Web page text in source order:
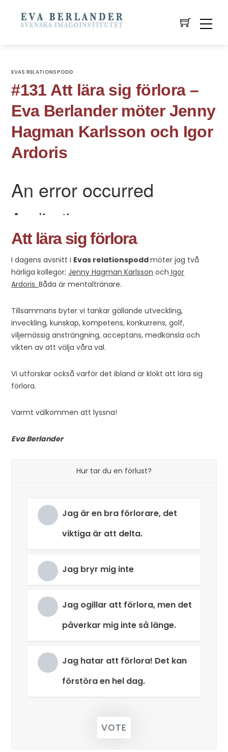
EVAS RELATIONSPODD
#131 Att lära sig förlora –
Eva Berlander möter Jenny
Hagman Karlsson och Igor
Ardoris
Att lära sig förlora
I dagens avsnitt i Evas relationspoddmöter jag två
härliga kollegor;Jenny Hagman Karlsson och Igor
Ardoris.Båda är mentaltränare.
Tillsammans byter vi tankar gällande utveckling,
inveckling, kunskap, kompetens, konkurrens, golf,
viljemässig ansträngning, acceptans, medkänsla och
vikten av att välja våra val.
Vi utforskar också varför det ibland är klokt att lära sig
förlora.
Varmt välkommen att lyssna!
Eva Berlander
Hur tar du en förlust?
Jag är en bra förlorare, det
viktiga är att delta.
Jag bryr mig inte
Jag ogillar att förlora, men det
påverkar mig inte så länge.
Jag hatar att förlora! Det kan
förstöra en hel dag.
VOTE